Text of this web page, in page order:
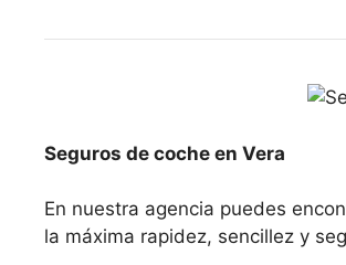
Seguros de coche en Vera
En nuestra agencia puedes
la máxima rapidez, sencillez y